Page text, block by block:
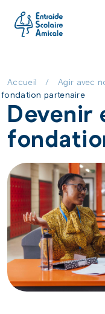
Accueil / Agir avec
fondation partenaire
Devenir